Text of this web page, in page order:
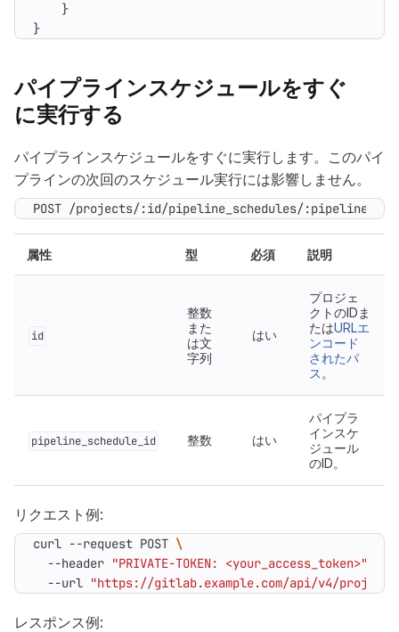
}
}
パイプラインスケジュールをすぐ
に実行する
パイプラインスケジュールをすぐに実行します。このパイ
プラインの次回のスケジュール実行には影響しません。
POST /projects/:id/pipeline_schedules/
属性 型 必須 説明
id
整数
また
は文
字列
はい
プロジェ
クトのIDま
たはURLエ
ンコード
されたパ
ス 。
pipeline_schedule_id 整数 はい
パイプラ
インスケ
ジュール
のID。
リクエスト例:
curl --request POST
  --header
"PRIVATE-TOKEN: <your_access_token>"
  --url
"https://gitlab.example.com/api/v4/
レスポンス例: